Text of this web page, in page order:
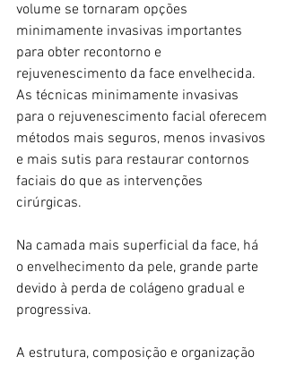
volume se tornaram opções
minimamente invasivas importantes
para obter recontorno e
rejuvenescimento da face envelhecida.
As técnicas minimamente invasivas
para o rejuvenescimento facial oferecem
métodos mais seguros, menos invasivos
e mais sutis para restaurar contornos
faciais do que as intervenções
cirúrgicas.
Na camada mais superficial da face, há
o envelhecimento da pele, grande parte
devido à perda de colágeno gradual e
progressiva.
A estrutura, composição e organização